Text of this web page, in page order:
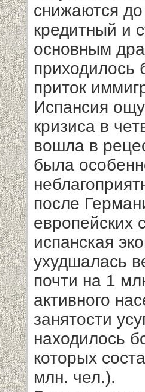
снижаются
кредитный и
основным
приходилось
приток
Испансия
кризиса в
вошла в
была
после
европейских
испанская
ухудшалась
почти на 1
активного
занятости
находилось
которых
млн. чел.).